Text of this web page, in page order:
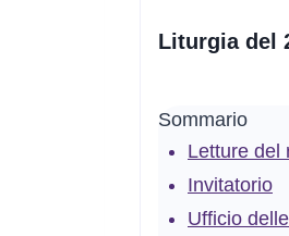
Liturgia del
Sommario
Letture del
Invitatorio
Ufficio